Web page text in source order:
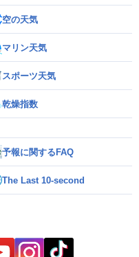
空の天気
マリン天気
スポーツ天気
乾燥指数
予報に関するFAQ
The Last 10-second